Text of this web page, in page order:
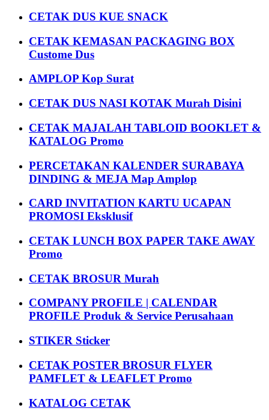
CETAK DUS KUE SNACK
CETAK KEMASAN PACKAGING BOX
Custome Dus
AMPLOP Kop Surat
CETAK DUS NASI KOTAK Murah Disini
CETAK MAJALAH TABLOID BOOKLET &
KATALOG Promo
PERCETAKAN KALENDER SURABAYA
DINDING & MEJA Map Amplop
CARD INVITATION KARTU UCAPAN
PROMOSI Eksklusif
CETAK LUNCH BOX PAPER TAKE AWAY
Promo
CETAK BROSUR Murah
COMPANY PROFILE | CALENDAR
PROFILE Produk & Service Perusahaan
STIKER Sticker
CETAK POSTER BROSUR FLYER
PAMFLET & LEAFLET Promo
KATALOG CETAK